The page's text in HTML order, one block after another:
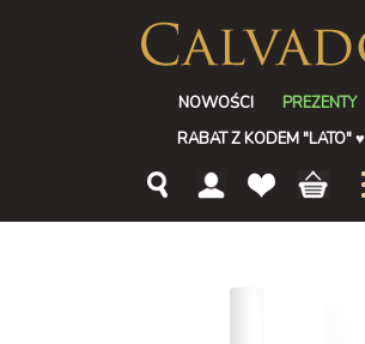
NOWOŚCI
PREZENTY
RABAT Z KODEM "LATO"♥